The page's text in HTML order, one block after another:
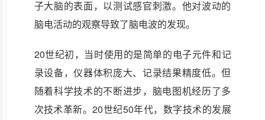
子大脑的表面，以测试感官刺激。他对波动的
脑电活动的观察导致了脑电波的发现。
20世纪初，当时使用的是简单的电子元件和记
录设备，仪器体积庞大、记录结果精度低。但
随着科学技术的不断进步，脑电图机经历了多
次技术革新。20世纪50年代，数字技术的发展